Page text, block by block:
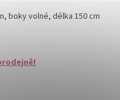
boky volné, délka 150 cm